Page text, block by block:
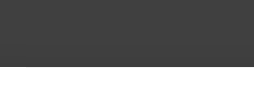
hopowy pochodzący z Łodzi. Za pasem mają 12
od wydawania nielegali i przez pierwsze lata